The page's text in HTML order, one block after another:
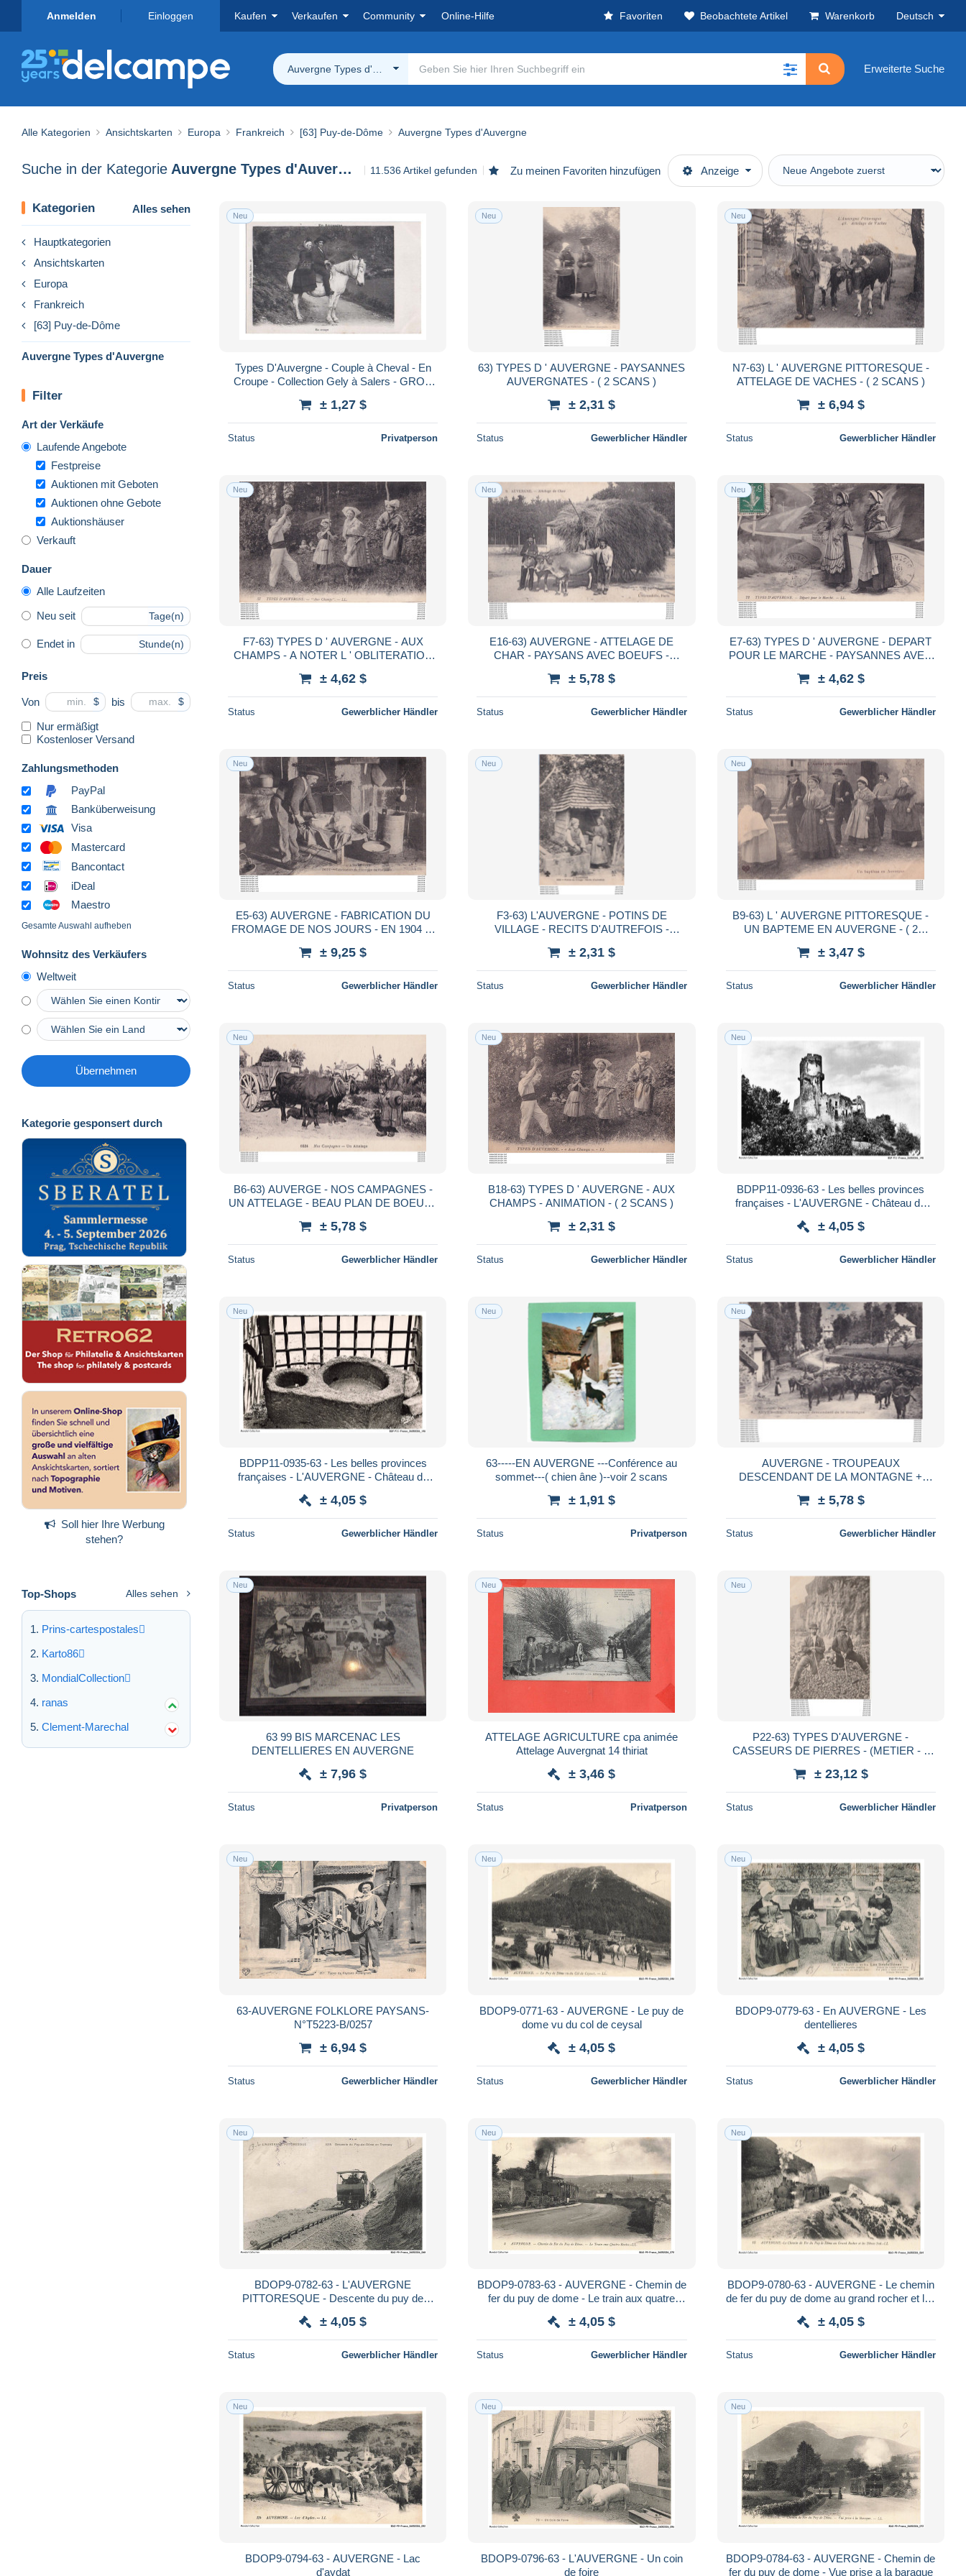
Anmelden Einloggen Kaufen Verkaufen Community Online-Hilfe Favoriten Beobachtete Artikel Warenkorb Deutsch
Auvergne Types d'Auvergne Erweiterte Suche
Alle Kategorien Ansichtskarten Europa Frankreich [63] Puy-de-Dôme Auvergne Types d'Auvergne
Suche in der Kategorie Auvergne Types d'Auvergne 11.536 Artikel gefunden Zu meinen Favoriten hinzufügen Anzeige
Kategorien Alles sehen
Hauptkategorien
Ansichtskarten
Europa
Frankreich
[63] Puy-de-Dôme
Auvergne Types d'Auvergne
Filter
Art der Verkäufe
Laufende Angebote
Festpreise
Auktionen mit Geboten
Auktionen ohne Gebote
Auktionshäuser
Verkauft
Dauer
Alle Laufzeiten
Neu seit Tage(n)
Endet in Stunde(n)
Preis
Von $ bis $
Nur ermäßigt
Kostenloser Versand
Zahlungsmethoden
PayPal
Banküberweisung
Visa
Mastercard
Bancontact
iDeal
Maestro
Gesamte Auswahl aufheben
Wohnsitz des Verkäufers
Weltweit
Übernehmen
Kategorie gesponsert durch
Soll hier Ihre Werbung
stehen?
Top-Shops Alles sehen
Prins-cartespostales
Karto86
MondialCollection
ranas
Clement-Marechal
Neu
Types D'Auvergne - Couple à Cheval - En
Croupe - Collection Gely à Salers - GROS
± 1,27 $
Status Privatperson
Neu
63) TYPES D ' AUVERGNE - PAYSANNES
AUVERGNATES - ( 2 SCANS )
± 2,31 $
Status Gewerblicher Händler
Neu
N7-63) L ' AUVERGNE PITTORESQUE -
ATTELAGE DE VACHES - ( 2 SCANS )
± 6,94 $
Status Gewerblicher Händler
Neu
F7-63) TYPES D ' AUVERGNE - AUX
CHAMPS - A NOTER L ' OBLITERATION
)
± 4,62 $
Status Gewerblicher Händler
Neu
E16-63) AUVERGNE - ATTELAGE DE
CHAR - PAYSANS AVEC BOEUFS -
SCANS )
± 5,78 $
Status Gewerblicher Händler
Neu
E7-63) TYPES D ' AUVERGNE - DEPART
POUR LE MARCHE - PAYSANNES AVEC
± 4,62 $
Status Gewerblicher Händler
Neu
E5-63) AUVERGNE - FABRICATION DU
FROMAGE DE NOS JOURS - EN 1904 - (
± 9,25 $
Status Gewerblicher Händler
Neu
F3-63) L'AUVERGNE - POTINS DE
VILLAGE - RECITS D'AUTREFOIS -
± 2,31 $
Status Gewerblicher Händler
Neu
B9-63) L ' AUVERGNE PITTORESQUE -
UN BAPTEME EN AUVERGNE - ( 2
± 3,47 $
Status Gewerblicher Händler
Neu
B6-63) AUVERGE - NOS CAMPAGNES -
UN ATTELAGE - BEAU PLAN DE BOEUFS
± 5,78 $
Status Gewerblicher Händler
Neu
B18-63) TYPES D ' AUVERGNE - AUX
CHAMPS - ANIMATION - ( 2 SCANS )
± 2,31 $
Status Gewerblicher Händler
Neu
BDPP11-0936-63 - Les belles provinces
françaises - L'AUVERGNE - Château de
± 4,05 $
Status Gewerblicher Händler
Neu
BDPP11-0935-63 - Les belles provinces
françaises - L'AUVERGNE - Château de
± 4,05 $
Status Gewerblicher Händler
Neu
63-----EN AUVERGNE ---Conférence au
sommet---( chien âne )--voir 2 scans
± 1,91 $
Status Privatperson
Neu
AUVERGNE - TROUPEAUX
DESCENDANT DE LA MONTAGNE +
TEMPORAIRE N°10 CLERMONT
FERRAND ( 2 SCANS )
± 5,78 $
Status Gewerblicher Händler
Neu
63 99 BIS MARCENAC LES
DENTELLIERES EN AUVERGNE
± 7,96 $
Status Privatperson
Neu
ATTELAGE AGRICULTURE cpa animée
Attelage Auvergnat 14 thiriat
± 3,46 $
Status Privatperson
Neu
P22-63) TYPES D'AUVERGNE -
CASSEURS DE PIERRES - (METIER - 2
± 23,12 $
Status Gewerblicher Händler
Neu
63-AUVERGNE FOLKLORE PAYSANS-
N°T5223-B/0257
± 6,94 $
Status Gewerblicher Händler
Neu
BDOP9-0771-63 - AUVERGNE - Le puy de
dome vu du col de ceysal
± 4,05 $
Status Gewerblicher Händler
Neu
BDOP9-0779-63 - En AUVERGNE - Les
dentellieres
± 4,05 $
Status Gewerblicher Händler
Neu
BDOP9-0782-63 - L'AUVERGNE
PITTORESQUE - Descente du puy de
± 4,05 $
Status Gewerblicher Händler
Neu
BDOP9-0783-63 - AUVERGNE - Chemin de
fer du puy de dome - Le train aux quatre
± 4,05 $
Status Gewerblicher Händler
Neu
BDOP9-0780-63 - AUVERGNE - Le chemin
de fer du puy de dome au grand rocher et les
± 4,05 $
Status Gewerblicher Händler
Neu
BDOP9-0794-63 - AUVERGNE - Lac
d'aydat
Neu
BDOP9-0796-63 - L'AUVERGNE - Un coin
de foire
Neu
BDOP9-0784-63 - AUVERGNE - Chemin de
fer du puy de dome - Vue prise a la baraque